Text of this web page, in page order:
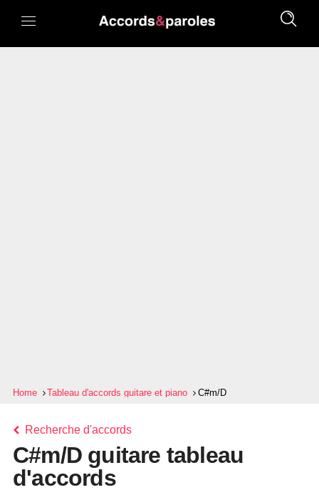
Home Tableau d'accords guitare et piano C#m/D
Recherche d'accords
C#m/D guitare tableau
d'accords